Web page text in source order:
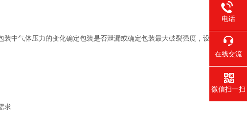
中气体压力的变化确定包装是否泄漏或确定包装最大破裂强度，设
求
电话
在线交流
微信扫一扫